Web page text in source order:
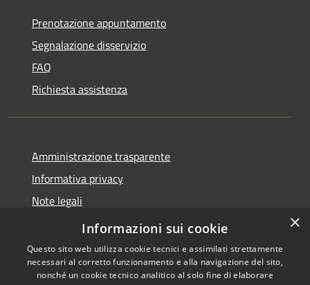
Prenotazione appuntamento
Segnalazione disservizio
FAQ
Richiesta assistenza
Amministrazione trasparente
Informativa privacy
Note legali
Dichiarazione di accessibilità
×
Informazioni sui cookie
Questo sito web utilizza cookie tecnici e assimilati strettamente
necessari al corretto funzionamento e alla navigazione del sito,
nonché un cookie tecnico analitico al solo fine di elaborare